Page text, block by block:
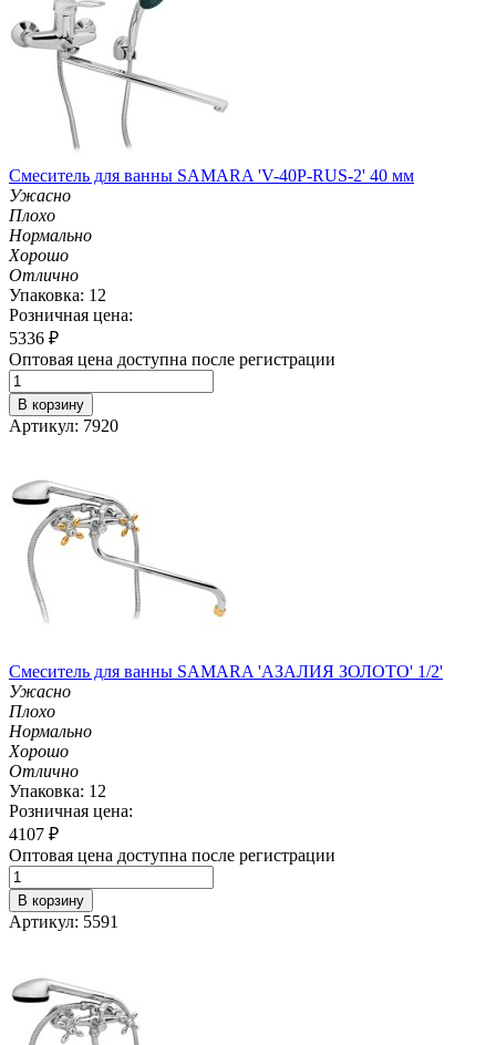
Смеситель для ванны SAMARA 'V-40P-RUS-2' 40 мм
Ужасно
Плохо
Нормально
Хорошо
Отлично
Упаковка: 12
Розничная цена:
5336 ₽
Оптовая цена доступна после регистрации
В корзину
Артикул: 7920
Смеситель для ванны SAMARA 'АЗАЛИЯ ЗОЛОТО' 1/2'
Ужасно
Плохо
Нормально
Хорошо
Отлично
Упаковка: 12
Розничная цена:
4107 ₽
Оптовая цена доступна после регистрации
В корзину
Артикул: 5591